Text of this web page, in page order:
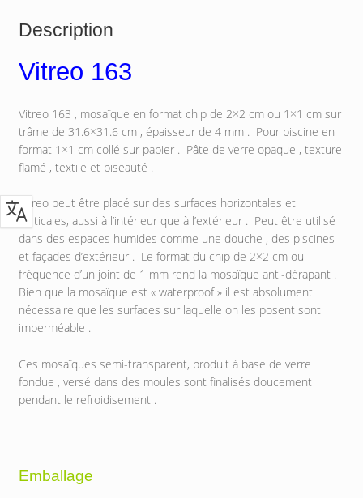
Description
Vitreo 163
Vitreo 163 , mosaïque en format chip de 2×2 cm ou 1×1 cm sur
trâme de 31.6×31.6 cm , épaisseur de 4 mm . Pour piscine en
format 1×1 cm collé sur papier . Pâte de verre opaque , texture
flamé , textile et biseauté .
Vitreo peut être placé sur des surfaces horizontales et
verticales, aussi à l’intérieur que à l’extérieur . Peut être utilisé
dans des espaces humides comme une douche , des piscines
et façades d’extérieur . Le format du chip de 2×2 cm ou
fréquence d’un joint de 1 mm rend la mosaïque anti-dérapant .
Bien que la mosaïque est « waterproof » il est absolument
nécessaire que les surfaces sur laquelle on les posent sont
imperméable .
Ces mosaïques semi-transparent, produit à base de verre
fondue , versé dans des moules sont finalisés doucement
pendant le refroidisement .
Emballage